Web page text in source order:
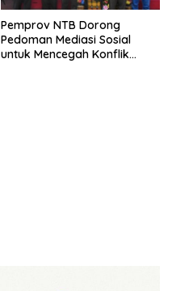
Pemprov NTB Dorong
Pedoman Mediasi Sosial
untuk Mencegah Konflik